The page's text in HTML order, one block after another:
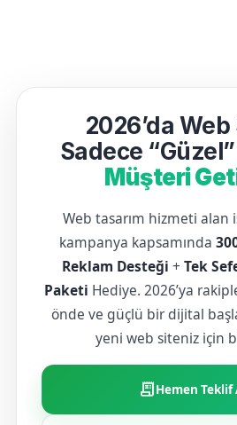
2026’da
Sadece
Müşteri
Web tasarım hizmeti alan
kampanya kapsamında
Reklam Desteği + Tek
Paketi Hediye. 2026’ya
önde ve güçlü bir dijital
yeni web siteniz için
receipt_longHemen Teklif